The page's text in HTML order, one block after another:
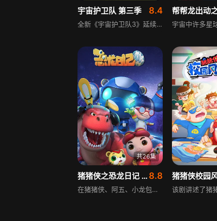
宇宙护卫队 第三季 8.4
全新《宇宙护卫队3》延续前两季风格，继续传递快乐、智慧和友爱的正能量。新一季中，宇宙护卫队与新队员小猪流星配合愈发默契，还结识了更多新朋友。剧情包含更紧张的救援任务、更有趣的情节设计，同时融入丰富的科普知识，带领观众开启全新的冒险旅程，为少儿观众带来兼具趣味与教育意义的观看体验。
共26集
猪猪侠之恐龙日记 第四季 8.8
在猪猪侠、阿五、小龙包的共同努力下，坏坏博士“掳走恐龙”的计划频频失败。正当他们为此高兴时，却发现有很多只恐龙同时失踪了。原来坏坏博士发明了控制恐龙的新手段，将这些恐龙全部藏进了他的恐龙研究所里。新一轮智慧与知识的对诀开始，猪猪侠等人必须突破全新的障碍，救回所有恐龙。只是，这次任务也更加艰难了……
猪猪侠校园